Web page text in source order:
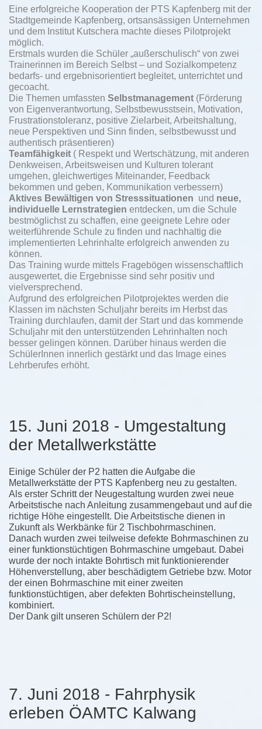
Eine erfolgreiche Kooperation der PTS Kapfenberg mit der
Stadtgemeinde Kapfenberg, ortsansässigen Unternehmen
und dem Institut Kutschera machte dieses Pilotprojekt
möglich.
Erstmals wurden die Schüler „außerschulisch“ von zwei
Trainerinnen im Bereich Selbst – und Sozialkompetenz
bedarfs- und ergebnisorientiert begleitet, unterrichtet und
gecoacht.
Die Themen umfassten Selbstmanagement (Förderung
von Eigenverantwortung, Selbstbewusstsein, Motivation,
Frustrationstoleranz, positive Zielarbeit, Arbeitshaltung,
neue Perspektiven und Sinn finden, selbstbewusst und
authentisch präsentieren)
Teamfähigkeit ( Respekt und Wertschätzung, mit anderen
Denkweisen, Arbeitsweisen und Kulturen tolerant
umgehen, gleichwertiges Miteinander, Feedback
bekommen und geben, Kommunikation verbessern)
Aktives Bewältigen von Stresssituationen und neue,
individuelle Lernstrategien entdecken, um die Schule
bestmöglichst zu schaffen, eine geeignete Lehre oder
weiterführende Schule zu finden und nachhaltig die
implementierten Lehrinhalte erfolgreich anwenden zu
können.
Das Training wurde mittels Fragebögen wissenschaftlich
ausgewertet, die Ergebnisse sind sehr positiv und
vielversprechend.
Aufgrund des erfolgreichen Pilotprojektes werden die
Klassen im nächsten Schuljahr bereits im Herbst das
Training durchlaufen, damit der Start und das kommende
Schuljahr mit den unterstützenden Lehrinhalten noch
besser gelingen können. Darüber hinaus werden die
SchülerInnen innerlich gestärkt und das Image eines
Lehrberufes erhöht.
15. Juni 2018 - Umgestaltung
der Metallwerkstätte
Einige Schüler der P2 hatten die Aufgabe die
Metallwerkstätte der PTS Kapfenberg neu zu gestalten.
Als erster Schritt der Neugestaltung wurden zwei neue
Arbeitstische nach Anleitung zusammengebaut und auf die
richtige Höhe eingestellt. Die Arbeitstische dienen in
Zukunft als Werkbänke für 2 Tischbohrmaschinen.
Danach wurden zwei teilweise defekte Bohrmaschinen zu
einer funktionstüchtigen Bohrmaschine umgebaut. Dabei
wurde der noch intakte Bohrtisch mit funktionierender
Höhenverstellung, aber beschädigtem Getriebe bzw. Motor
der einen Bohrmaschine mit einer zweiten
funktionstüchtigen, aber defekten Bohrtischeinstellung,
kombiniert.
Der Dank gilt unseren Schülern der P2!
7. Juni 2018 - Fahrphysik
erleben ÖAMTC Kalwang